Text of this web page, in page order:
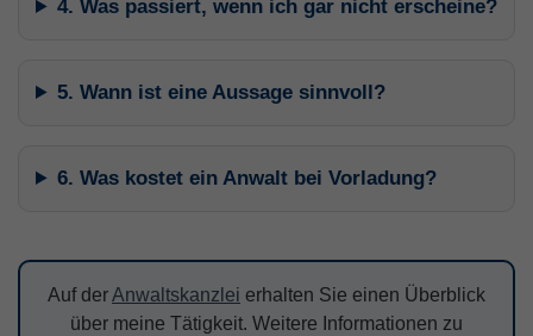
4. Was passiert, wenn ich gar nicht erscheine?
5. Wann ist eine Aussage sinnvoll?
6. Was kostet ein Anwalt bei Vorladung?
Auf derAnwaltskanzlei erhalten Sie einen Überblick
über meine Tätigkeit. Weitere Informationen zu
Speichert Ihre Cookie-Entscheidungen aus
Anbieter: Diese Website
Statistik(1)